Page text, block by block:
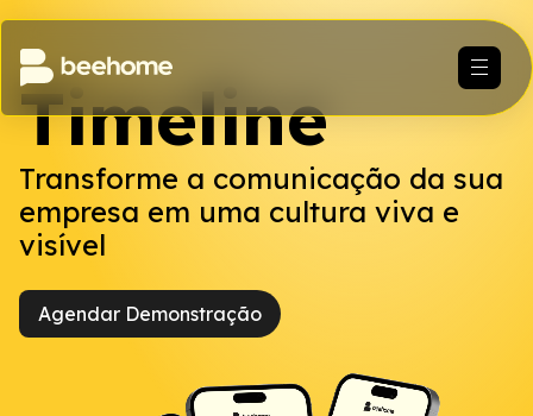
Timeline
Transforme a comunicação da sua
empresa em uma cultura viva e
visível
Agendar Demonstração